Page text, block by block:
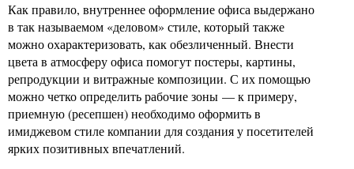
Как правило, внутреннее оформление офиса выдержано
в так называемом «деловом» стиле, который также
можно охарактеризовать, как обезличенный. Внести
цвета в атмосферу офиса помогут постеры, картины,
репродукции и витражные композиции. С их помощью
можно четко определить рабочие зоны — к примеру,
приемную (ресепшен) необходимо оформить в
имиджевом стиле компании для создания у посетителей
ярких позитивных впечатлений.